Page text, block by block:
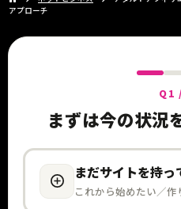
アプローチ
Q1
まずは今の状況
まだサイトを持っ
これから始めたい／作